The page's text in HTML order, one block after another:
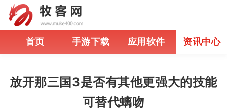
首页 手游下载 应用软件 资讯中心
放开那三国3是否有其他更强大的技能
可替代螭吻